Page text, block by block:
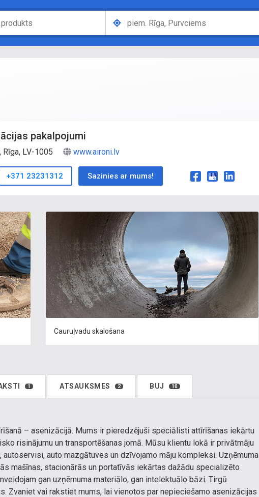
pakalpojumi
LV-1005 www.aironi.lv
+371 23231312 Sazinies ar mums!
Cauruļvadu skalošana
1 ATSAUKSMES 2 BUJ 10
– asenizācijā. Mums ir pieredzējuši speciālisti attīrīšanas iekārtu
risinājumu un transportēšanas jomā. Mūsu klientu lokā ir privātmāju
auto mazgātuves un dzīvojamo māju kompleksi. Uzņēmuma
mašīnas, stacionārās un portatīvās iekārtas dažādu specializēto
gan uzņēmuma materiālo, gan intelektuālo bāzi. Tirgū
Zvaniet vai rakstiet mums, lai vienotos par nepieciešamo asenizācijas